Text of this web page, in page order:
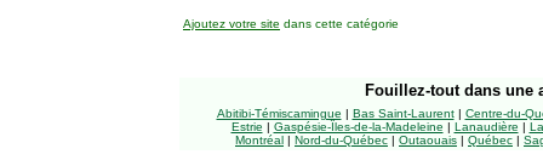
Ajoutez votre site dans cette catégorie
Fouillez-tout dans une
Abitibi-Témiscamingue | Bas Saint-Laurent| Centre-du-
Estrie | Gaspésie-Îles-de-la-Madeleine | Lanaudière |
Montréal | Nord-du-Québec | Outaouais | Québec |